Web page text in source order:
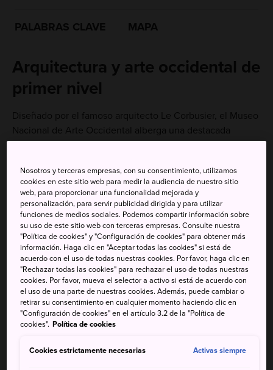
PALABRAS CLAVE MAPA
Arquitectura y arte occidental de
primer nivel
Diseñado por el famoso arquitecto Le Corbusier, el Museo
Nacional de Arte Occidental alberga una destacada
escultores como Edgar Degas, Vincent van Gogh y
Auguste Rodin.
Esta institución es una obra de arte en sí mismo, ya que el
edificio principal fue diseñado por el célebre arquitecto
francés Le Corbusier.
No te pierdas
Edificio principal diseñado por Le Corbusier
la Colección Matsukata
Nosotros y terceras empresas, con su consentimiento, utilizamos
cookies en este sitio web para medir la audiencia de nuestro sitio
web, para proporcionar una funcionalidad mejorada y
personalización, para servir publicidad dirigida y para utilizar
funciones de medios sociales. Podemos compartir información sobre
su uso de este sitio web con terceras empresas. Consulte nuestra
"Política de cookies" y "Configuración de cookies" para obtener más
información. Haga clic en "Aceptar todas las cookies" si está de
acuerdo con el uso de todas nuestras cookies. Por favor, haga clic en
"Rechazar todas las cookies" para rechazar el uso de todas nuestras
cookies. Por favor, mueva el selector a activo si está de acuerdo con
el uso de una parte de nuestras cookies. Además, puede cambiar o
retirar su consentimiento en cualquier momento haciendo clic en
"Configuración de cookies" en el artículo 3.2 de la "Política de
cookies". Política de cookies
Cookies estrictamente necesarias Activas siempre